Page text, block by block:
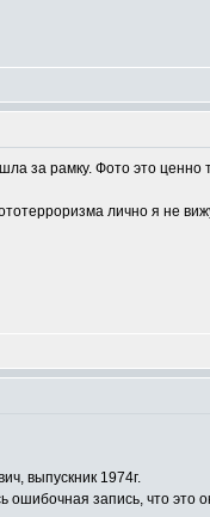
за рамку. Фото это ценно
лично я не
выпускник 1974г.
ошибочная запись, что это